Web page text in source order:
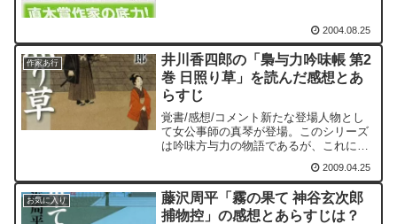
るからです。それは瓜生禎蔵が瓜生仁左
衛門の養子になる経緯であり...
2004.08.25
作家あ行
井川香四郎の「梟与力吟味帳 第2
巻 日照り草」を読んだ感想とあ
らすじ
覚書/感想/コメント新たな登場人物とし
て女公事師の真琴が登場。このシリーズ
は吟味方与力の物語であるが、これに公
法制度を浮かび上がらせようという狙い
もあるようだ。公事師（くじし）は弁護
士と司法書士を合わせた...
2009.04.25
お気に入り
藤沢周平「霧の果て 神谷玄次郎
捕物控」の感想とあらすじは？